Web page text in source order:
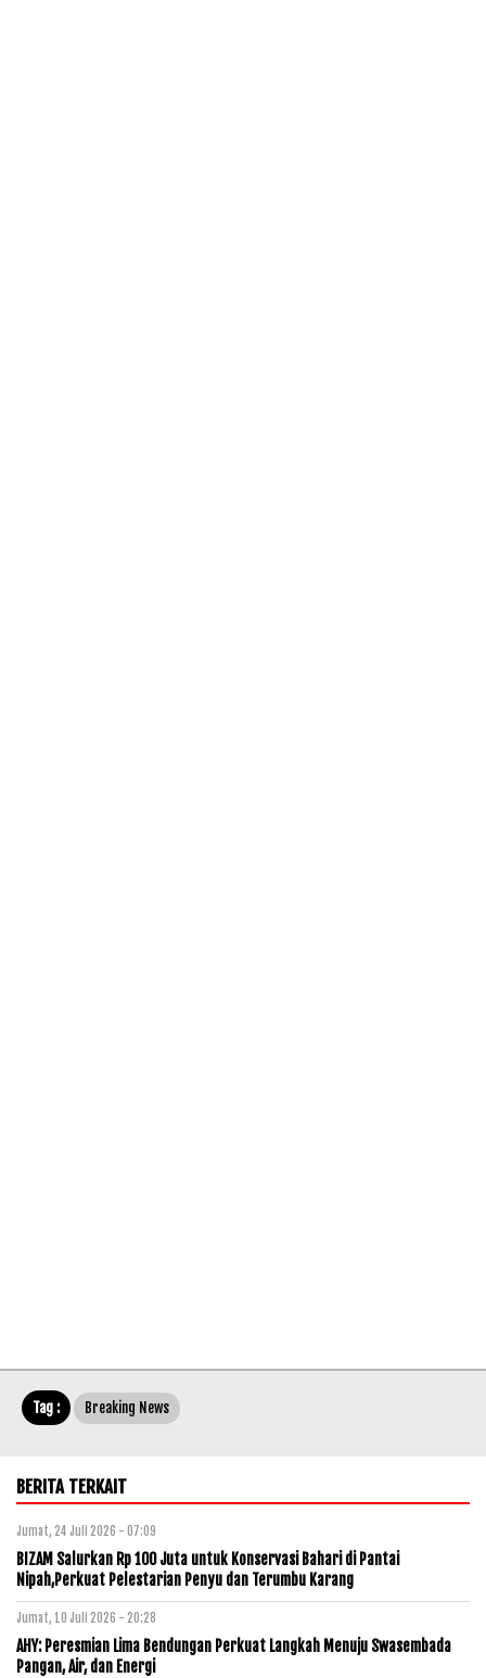
Tag : Breaking News
BERITA TERKAIT
Jumat, 24 Juli 2026 - 07:09
BIZAM Salurkan Rp 100 Juta untuk Konservasi Bahari di Pantai
Nipah,Perkuat Pelestarian Penyu dan Terumbu Karang
Jumat, 10 Juli 2026 - 20:28
AHY: Peresmian Lima Bendungan Perkuat Langkah Menuju Swasembada
Pangan, Air, dan Energi